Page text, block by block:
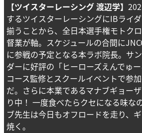
【ツイスターレーシング 渡辺学】
するツイスターレーシングにIBライ
揃うことから、全日本選手権モトク
督業が軸。スケジュールの合間に
に参戦の予定となる本ラボ院長。サ
ダーに好評の「ヒーローズえんでゅ
コース監修とスクールイベントで参
だ。さらに本業であるマナブギョー
り中！ 一度食べたらクセになる味な
ブ先生は今日もオフロードを走り、
焼く。